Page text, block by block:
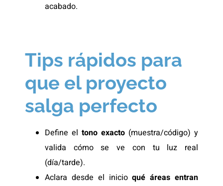
acabado.
Tips rápidos para
que el proyecto
salga perfecto
Define el tono exacto (muestra/código) y
valida cómo se ve con tu luz real
(día/tarde).
Aclara desde el inicioqué áreas entran